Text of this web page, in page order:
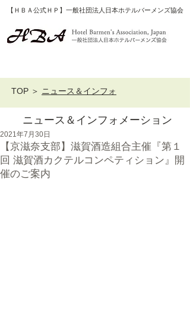
【ＨＢＡ公式ＨＰ】一般社団法人日本ホテルバーメンズ協会
TOP ＞ ニュース＆インフォ
ニュース＆インフォメーション
【京滋奈支部】滋賀酒造組合主催『第１
回 滋賀酒カクテルコンペティション』開
催のご案内
2021年7月30日